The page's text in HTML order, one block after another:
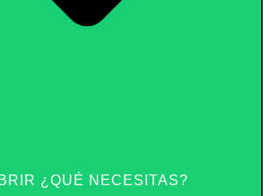
¿QUÉ NECESITAS?